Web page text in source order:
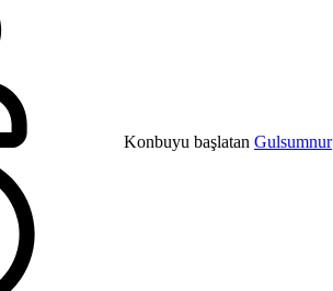
Konbuyu başlatan Gulsumnur